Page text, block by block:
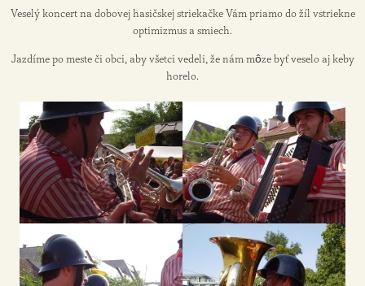
Veselý koncert na dobovej hasičskej striekačke Vám priamo do žíl vstriekne
optimizmus a smiech.
Jazdíme po meste či obci, aby všetci vedeli, že nám môze byť veselo aj keby
horelo.